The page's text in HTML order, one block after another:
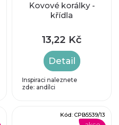
Kovové korálky -
křídla
13,22 Kč
Detail
Inspiraci naleznete
zde: andílci
Kód: CPB5539/13